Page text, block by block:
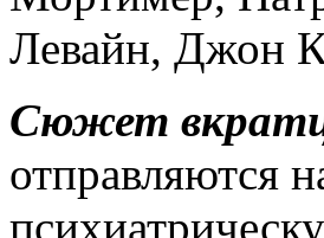
Левайн, Джон
Сюжет
отправляются